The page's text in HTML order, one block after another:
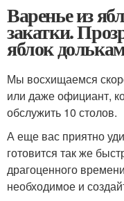
Варенье из
закатки.
яблок
Мы восхищаемся
или даже официант,
обслужить 10 столов.
А еще вас приятно
готовится так же
драгоценного
необходимое и